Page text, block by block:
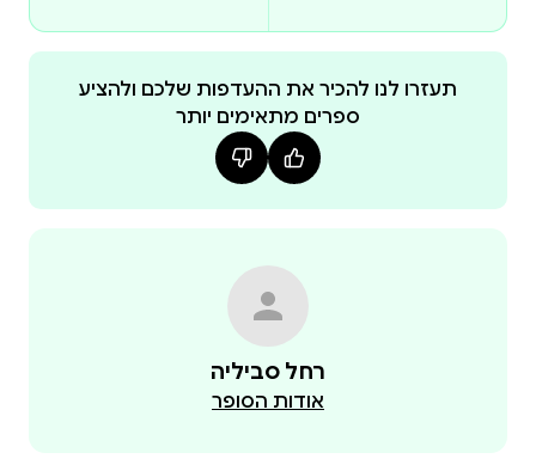
המחברת קוראת את ספר מלכים קריאה חדשה
ומודרנית, שבבסיסה מחקר מעמיק במקור המקראי
וההיסטורי; זאת מתוך חירות אמנותית, המאפשרת לה
לברוא שפה שהיא 'מקראית' או 'עתיקה' ובו בזמן נהירה,
ספר זה בא בהמשך לספרה הקודם של המחברת, "שלוש
על העטיפה: קוטפת הזעפרן, בציור קיר מינואי מהאי
תעזרו לנו להכיר את ההעדפות שלכם ולהציע
ספרים מתאימים יותר
רחל סביליה
אודות הסופר